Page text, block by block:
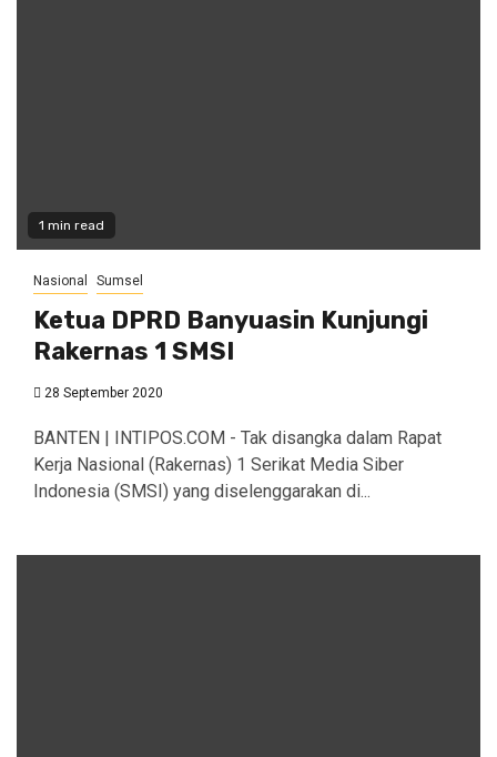
1 min read
Nasional Sumsel
Ketua DPRD Banyuasin Kunjungi
Rakernas 1 SMSI
28 September 2020
BANTEN | INTIPOS.COM - Tak disangka dalam Rapat
Kerja Nasional (Rakernas) 1 Serikat Media Siber
Indonesia (SMSI) yang diselenggarakan di...